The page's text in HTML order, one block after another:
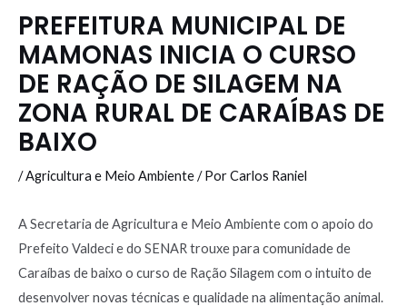
PREFEITURA MUNICIPAL DE
MAMONAS INICIA O CURSO
DE RAÇÃO DE SILAGEM NA
ZONA RURAL DE CARAÍBAS DE
BAIXO
/Agricultura e Meio Ambiente/ PorCarlos Raniel
A Secretaria de Agricultura e Meio Ambiente com o apoio do
Prefeito Valdeci e do SENAR trouxe para comunidade de
Caraíbas de baixo o curso de Ração Silagem com o intuito de
desenvolver novas técnicas e qualidade na alimentação animal.